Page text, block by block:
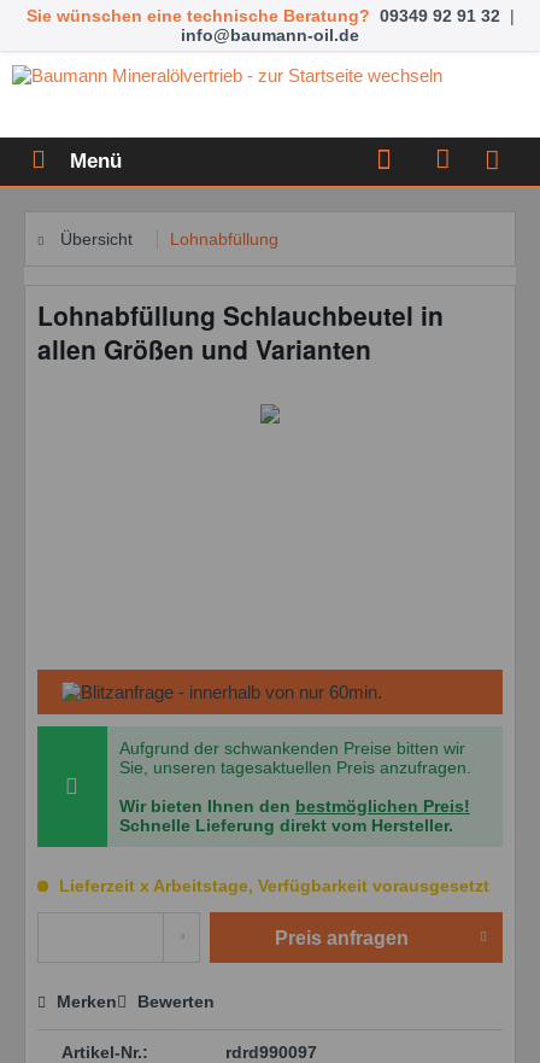
Sie wünschen eine technische Beratung? 09349 92 91 32 |
info@baumann-oil.de
Menü
Übersicht Lohnabfüllung
Lohnabfüllung Schlauchbeutel in
allen Größen und Varianten
Aufgrund der schwankenden Preise bitten wir
Sie, unseren tagesaktuellen Preis anzufragen.
Wir bieten Ihnen den bestmöglichen Preis!
Schnelle Lieferung direkt vom Hersteller.
Lieferzeit x Arbeitstage, Verfügbarkeit vorausgesetzt
Preis anfragen
Preis anfragen
Merken Bewerten
Artikel-Nr.: rdrd990097